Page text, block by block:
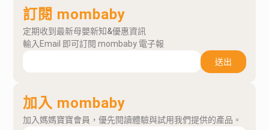
訂閱 mombaby
定期收到最新母嬰新知&優惠資訊
輸入Email 即可訂閱 mombaby 電子報
送出
加入 mombaby
加入媽媽寶寶會員，優先閱讀體驗與試用我們提供的產品。